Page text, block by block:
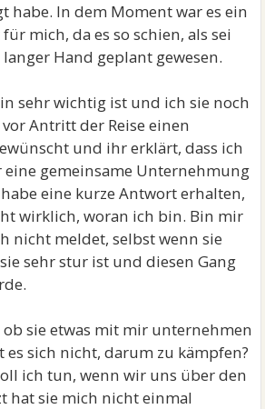
habe. In dem Moment war es ein
mich, da es so schien, als sei
Hand geplant gewesen.
sehr wichtig ist und ich sie noch
Antritt der Reise einen
und ihr erklärt, dass ich
gemeinsame Unternehmung
eine kurze Antwort erhalten,
wirklich, woran ich bin. Bin mir
nicht meldet, selbst wenn sie
sehr stur ist und diesen Gang
ob sie etwas mit mir unternehmen
sich nicht, darum zu kämpfen?
ich tun, wenn wir uns über den
hat sie mich nicht einmal